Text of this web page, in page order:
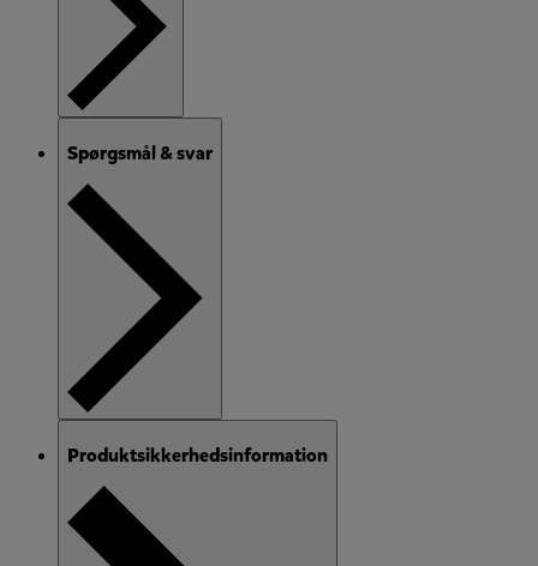
Spørgsmål & svar
Produktsikkerhedsinformation